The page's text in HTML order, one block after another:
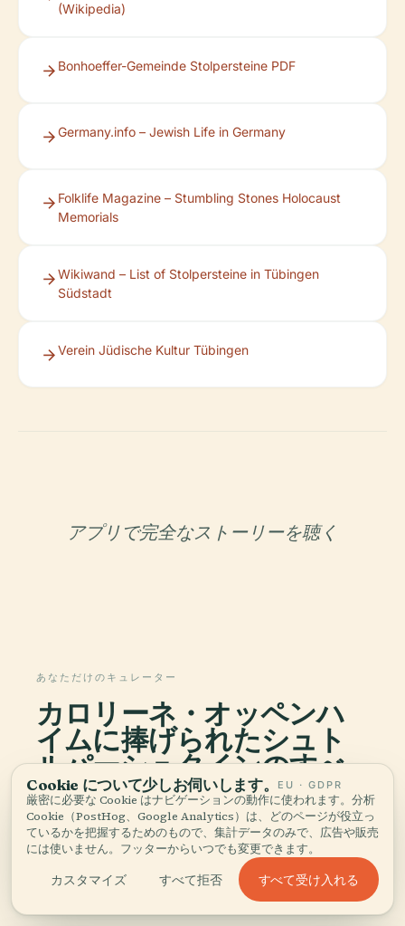
(Wikipedia)
Bonhoeffer-Gemeinde Stolpersteine PDF
Germany.info – Jewish Life in Germany
Folklife Magazine – Stumbling Stones Holocaust
Memorials
Wikiwand – List of Stolpersteine in Tübingen
Südstadt
Verein Jüdische Kultur Tübingen
アプリで完全なストーリーを聴く
あなただけのキュレーター
カロリーネ・オッペンハ
イムに捧げられたシュト
ルパーシュタインのすべ
てを、
語る。
96か国1,100以上の都市に対応したオーディオガイ
ド。歴史、物語、現地の知識をオフラインでお楽し
Cookie について少しお伺いします。 EU · GDPR
厳密に必要な Cookie はナビゲーションの動作に使われます。分析
Cookie（PostHog、Google Analytics）は、どのページが役立っ
ているかを把握するためのもので、集計データのみで、広告や販売
には使いません。フッターからいつでも変更できます。
カスタマイズ すべて拒否 すべて受け入れる